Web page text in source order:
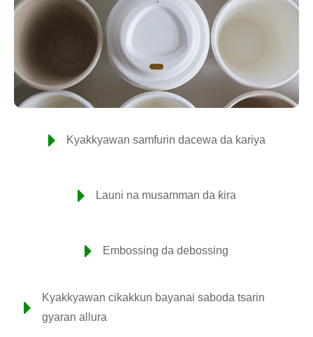
Kyakkyawan samfurin dacewa da kariya
Launi na musamman da ƙira
Embossing da debossing
Kyakkyawan cikakkun bayanai saboda tsarin
gyaran allura